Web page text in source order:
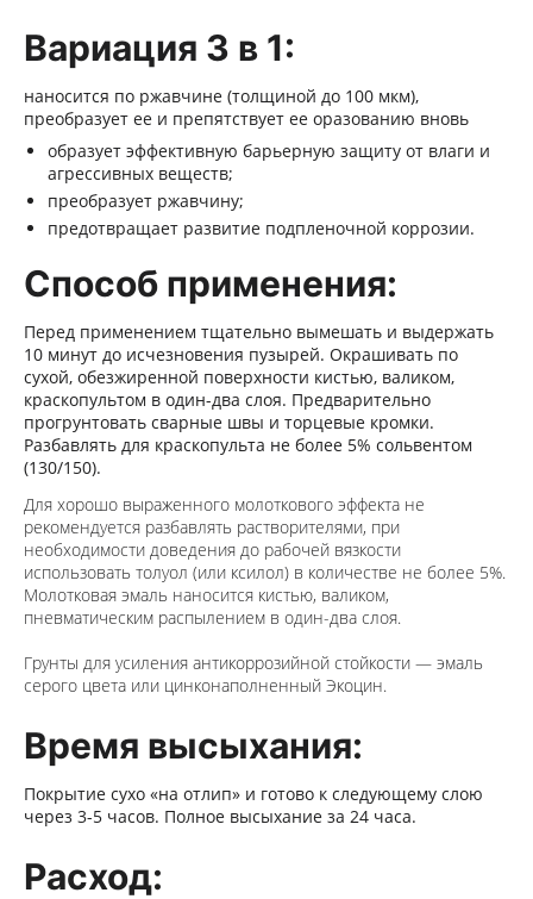
Вариация 3 в 1:
наносится по ржавчине (толщиной до 100 мкм),
преобразует ее и препятствует ее оразованию вновь
образует эффективную барьерную защиту от влаги и
агрессивных веществ;
преобразует ржавчину;
предотвращает развитие подпленочной коррозии.
Способ применения:
Перед применением тщательно вымешать и выдержать
10 минут до исчезновения пузырей. Окрашивать по
сухой, обезжиренной поверхности кистью, валиком,
краскопультом в один-два слоя. Предварительно
прогрунтовать сварные швы и торцевые кромки.
Разбавлять для краскопульта не более 5% сольвентом
(130/150).
Для хорошо выраженного молоткового эффекта не
рекомендуется разбавлять растворителями, при
необходимости доведения до рабочей вязкости
использовать толуол (или ксилол) в количестве не более 5%.
Молотковая эмаль наносится кистью, валиком,
пневматическим распылением в один-два слоя.
Грунты для усиления антикоррозийной стойкости — эмаль
серого цвета или цинконаполненный Экоцин.
Время высыхания:
Покрытие сухо «на отлип» и готово к следующему слою
через 3-5 часов. Полное высыхание за 24 часа.
Расход: